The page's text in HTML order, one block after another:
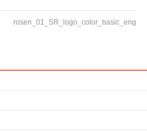
rosen_01_SR_logo_color_basic_eng